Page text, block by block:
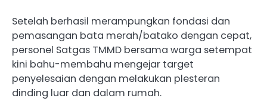
Setelah berhasil merampungkan fondasi dan
pemasangan bata merah/batako dengan cepat,
personel Satgas TMMD bersama warga setempat
kini bahu-membahu mengejar target
penyelesaian dengan melakukan plesteran
dinding luar dan dalam rumah.